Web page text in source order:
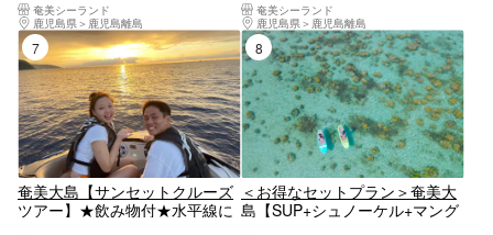
ラン！当日予約可能！口コミ投
稿で撮影データ無料プレゼント
あり（210分）※お一人様も可能
奄美シーランド
鹿児島県
鹿児島離島
の方でも大歓迎！お得なセット
プラン！当日予約可能！口コミ
投稿で撮影データ無料プレゼン
トあり（150分）お一人様も可
能
奄美シーランド
鹿児島県
鹿児島離島
7位
奄美大島【サンセットクルーズ
ツアー】★飲み物付★水平線に
8位
＜お得なセットプラン＞奄美大
島【SUP+シュノーケル+マング